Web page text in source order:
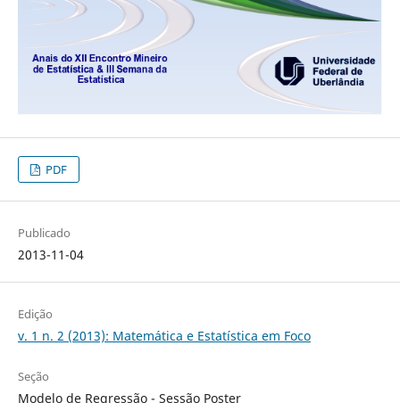
PDF
Publicado
2013-11-04
Edição
v. 1 n. 2 (2013): Matemática e Estatística em Foco
Seção
Modelo de Regressão - Sessão Poster